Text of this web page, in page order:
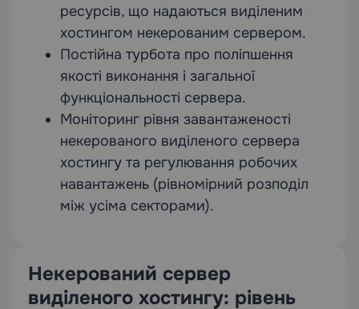
ресурсів, що надаються виділеним
хостингом некерованим сервером.
Постійна турбота про поліпшення
якості виконання і загальної
функціональності сервера.
Моніторинг рівня завантаженості
некерованого виділеного сервера
хостингу та регулювання робочих
навантажень (рівномірний розподіл
між усіма секторами).
Некерований сервер
виділеного хостингу: рівень